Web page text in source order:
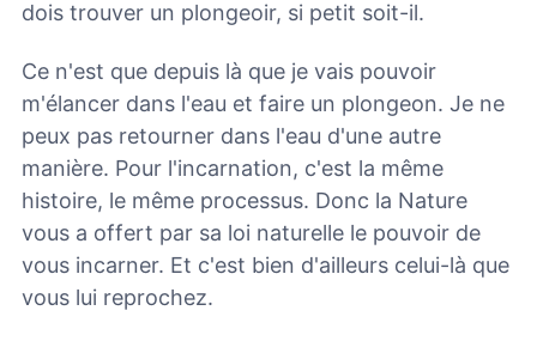
dois trouver un plongeoir, si petit soit-il.
Ce n'est que depuis là que je vais pouvoir
m'élancer dans l'eau et faire un plongeon. Je ne
peux pas retourner dans l'eau d'une autre
manière. Pour l'incarnation, c'est la même
histoire, le même processus. Donc la Nature
vous a offert par sa loi naturelle le pouvoir de
vous incarner. Et c'est bien d'ailleurs celui-là que
vous lui reprochez.